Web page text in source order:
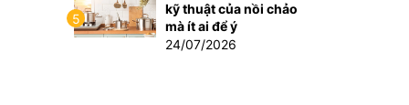
5
kỹ thuật của nồi chảo
mà ít ai để ý
24/07/2026